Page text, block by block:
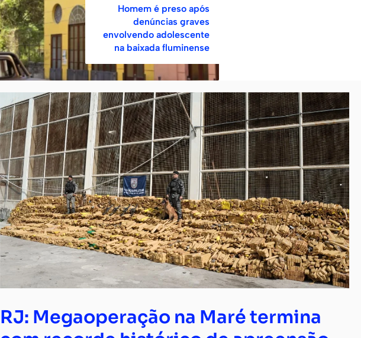
Homem é preso após
denúncias graves
envolvendo adolescente
na baixada fluminense
RJ: Megaoperação na Maré termina